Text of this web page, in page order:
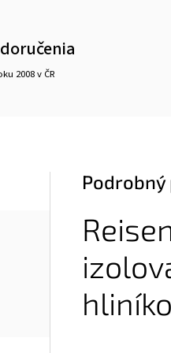
2008 v ČR
Podrobný